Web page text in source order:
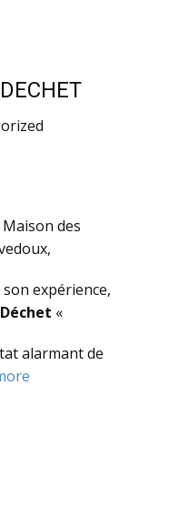
des
expérience,
«
alarmant de